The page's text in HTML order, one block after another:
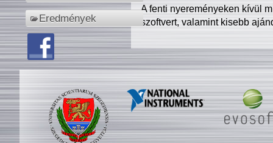
Eredmények
A fenti nyereményeken kívül
szoftvert, valamint kisebb